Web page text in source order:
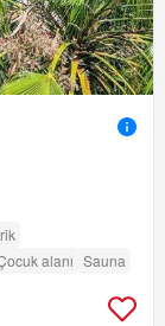
alanı Sauna